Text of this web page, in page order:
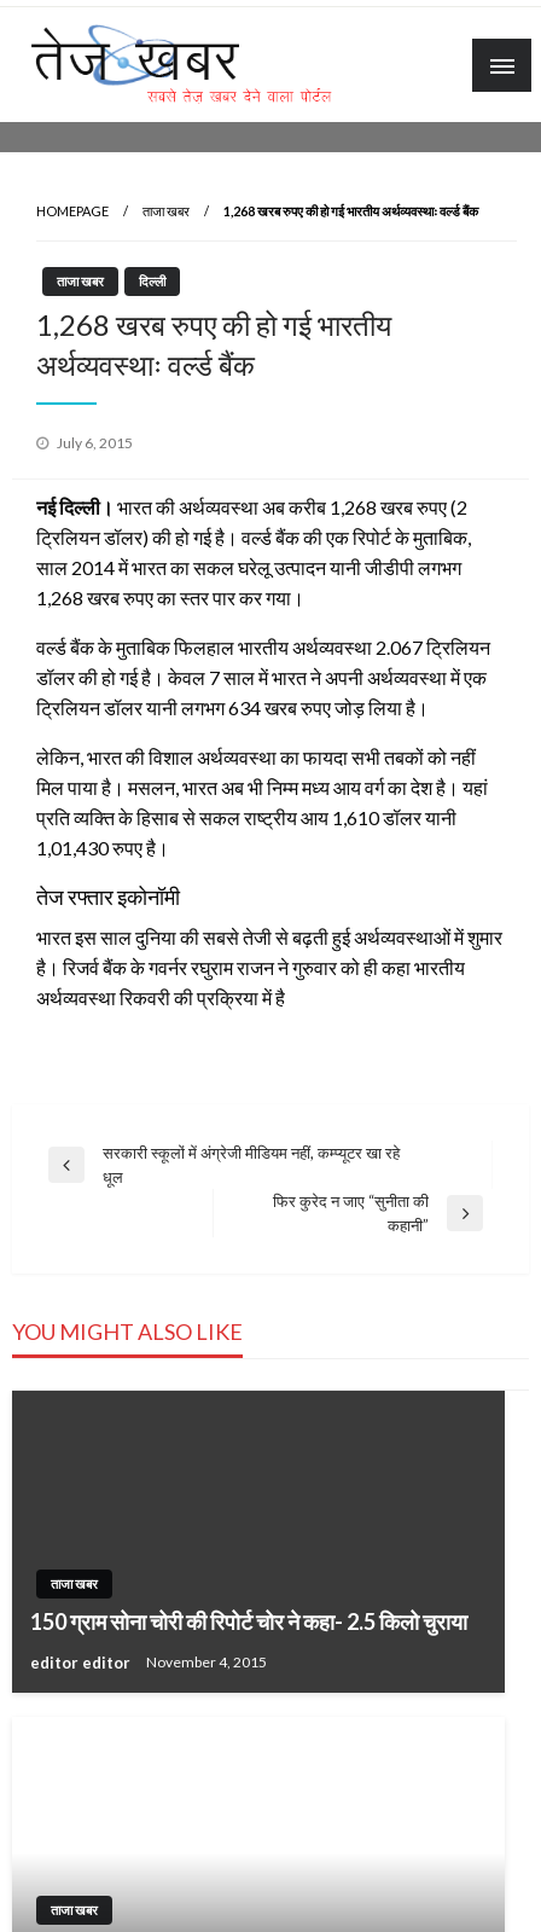
Skip
content
HOMEPAGE ताजा खबर 1,268 खरब रुपए की हो गई भारतीय अर्थव्यवस्थाः वर्ल्ड बैंक
ताजा खबर दिल्ली
1,268 खरब रुपए की हो गई भारतीय
अर्थव्यवस्थाः वर्ल्ड बैंक
Posted
July 6, 2015
नई दिल्ली। भारत की अर्थव्यवस्था अब करीब 1,268 खरब रुपए (2
ट्रिलियन डॉलर) की हो गई है। वर्ल्ड बैंक की एक रिपोर्ट के मुताबिक,
साल 2014 में भारत का सकल घरेलू उत्पादन यानी जीडीपी लगभग
1,268 खरब रुपए का स्तर पार कर गया।
वर्ल्ड बैंक के मुताबिक फिलहाल भारतीय अर्थव्यवस्था 2.067 ट्रिलियन
डॉलर की हो गई है। केवल 7 साल में भारत ने अपनी अर्थव्यवस्था में एक
ट्रिलियन डॉलर यानी लगभग 634 खरब रुपए जोड़ लिया है।
लेकिन, भारत की विशाल अर्थव्यवस्था का फायदा सभी तबकों को नहीं
मिल पाया है। मसलन, भारत अब भी निम्म मध्य आय वर्ग का देश है। यहां
प्रति व्यक्ति के हिसाब से सकल राष्ट्रीय आय 1,610 डॉलर यानी
1,01,430 रुपए है।
तेज रफ्तार इकोनॉमी
भारत इस साल दुनिया की सबसे तेजी से बढ़ती हुई अर्थव्यवस्थाओं में शुमार
है। रिजर्व बैंक के गवर्नर रघुराम राजन ने गुरुवार को ही कहा भारतीय
अर्थव्यवस्था रिकवरी की प्रक्रिया में है
Post
navigation
Previous
सरकारी स्कूलों में अंग्रेजी मीडियम नहीं, कम्प्यूटर खा रहे
धूल
फिर कुरेद न जाए “सुनीता की
कहानी”
YOU MIGHT ALSO LIKE
ताजा खबर
150 ग्राम सोना चोरी की रिपोर्ट चोर ने कहा- 2.5 किलो चुराया
editor editor November 4, 2015
ताजा खबर